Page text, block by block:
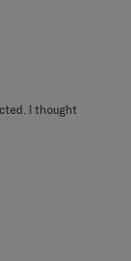
I thought